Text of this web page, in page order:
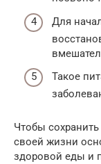
Для
Такое
Чтобы
своей жизни
здоровой еды и